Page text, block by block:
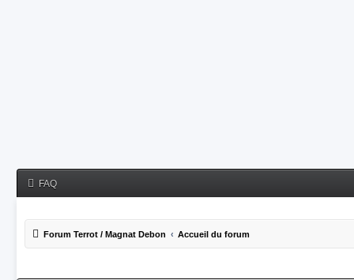
FAQ
Forum Terrot / Magnat Debon Accueil du forum